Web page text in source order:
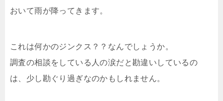
おいて雨が降ってきます。
これは何かのジンクス？？なんでしょうか。
調査の相談をしている人の涙だと勘違いしているの
は、少し勘ぐり過ぎなのかもしれません。